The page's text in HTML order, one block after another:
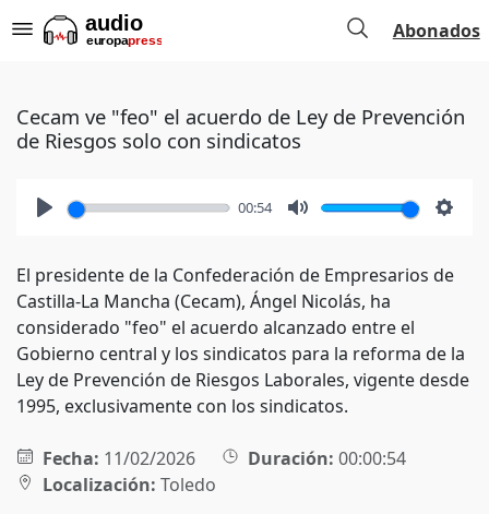
Abonados
Cecam ve "feo" el acuerdo de Ley de Prevención
de Riesgos solo con sindicatos
00:54
El presidente de la Confederación de Empresarios de
Castilla-La Mancha (Cecam), Ángel Nicolás, ha
considerado "feo" el acuerdo alcanzado entre el
Gobierno central y los sindicatos para la reforma de la
Ley de Prevención de Riesgos Laborales, vigente desde
1995, exclusivamente con los sindicatos.
Fecha: 11/02/2026 Duración: 00:00:54
Localización: Toledo